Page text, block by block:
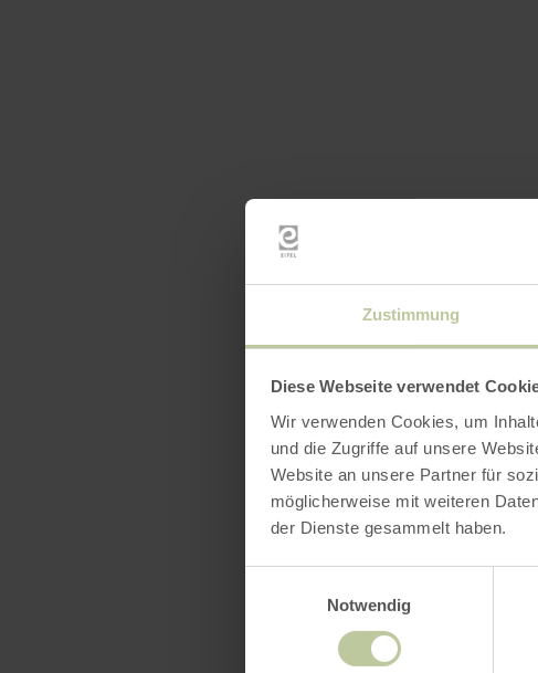
Zustimmung
Diese Webseite verwendet
Wir verwenden Cookies, um
und die Zugriffe auf unsere
Website an unsere Partner für
möglicherweise mit weiteren
der Dienste gesammelt haben.
Notwendig